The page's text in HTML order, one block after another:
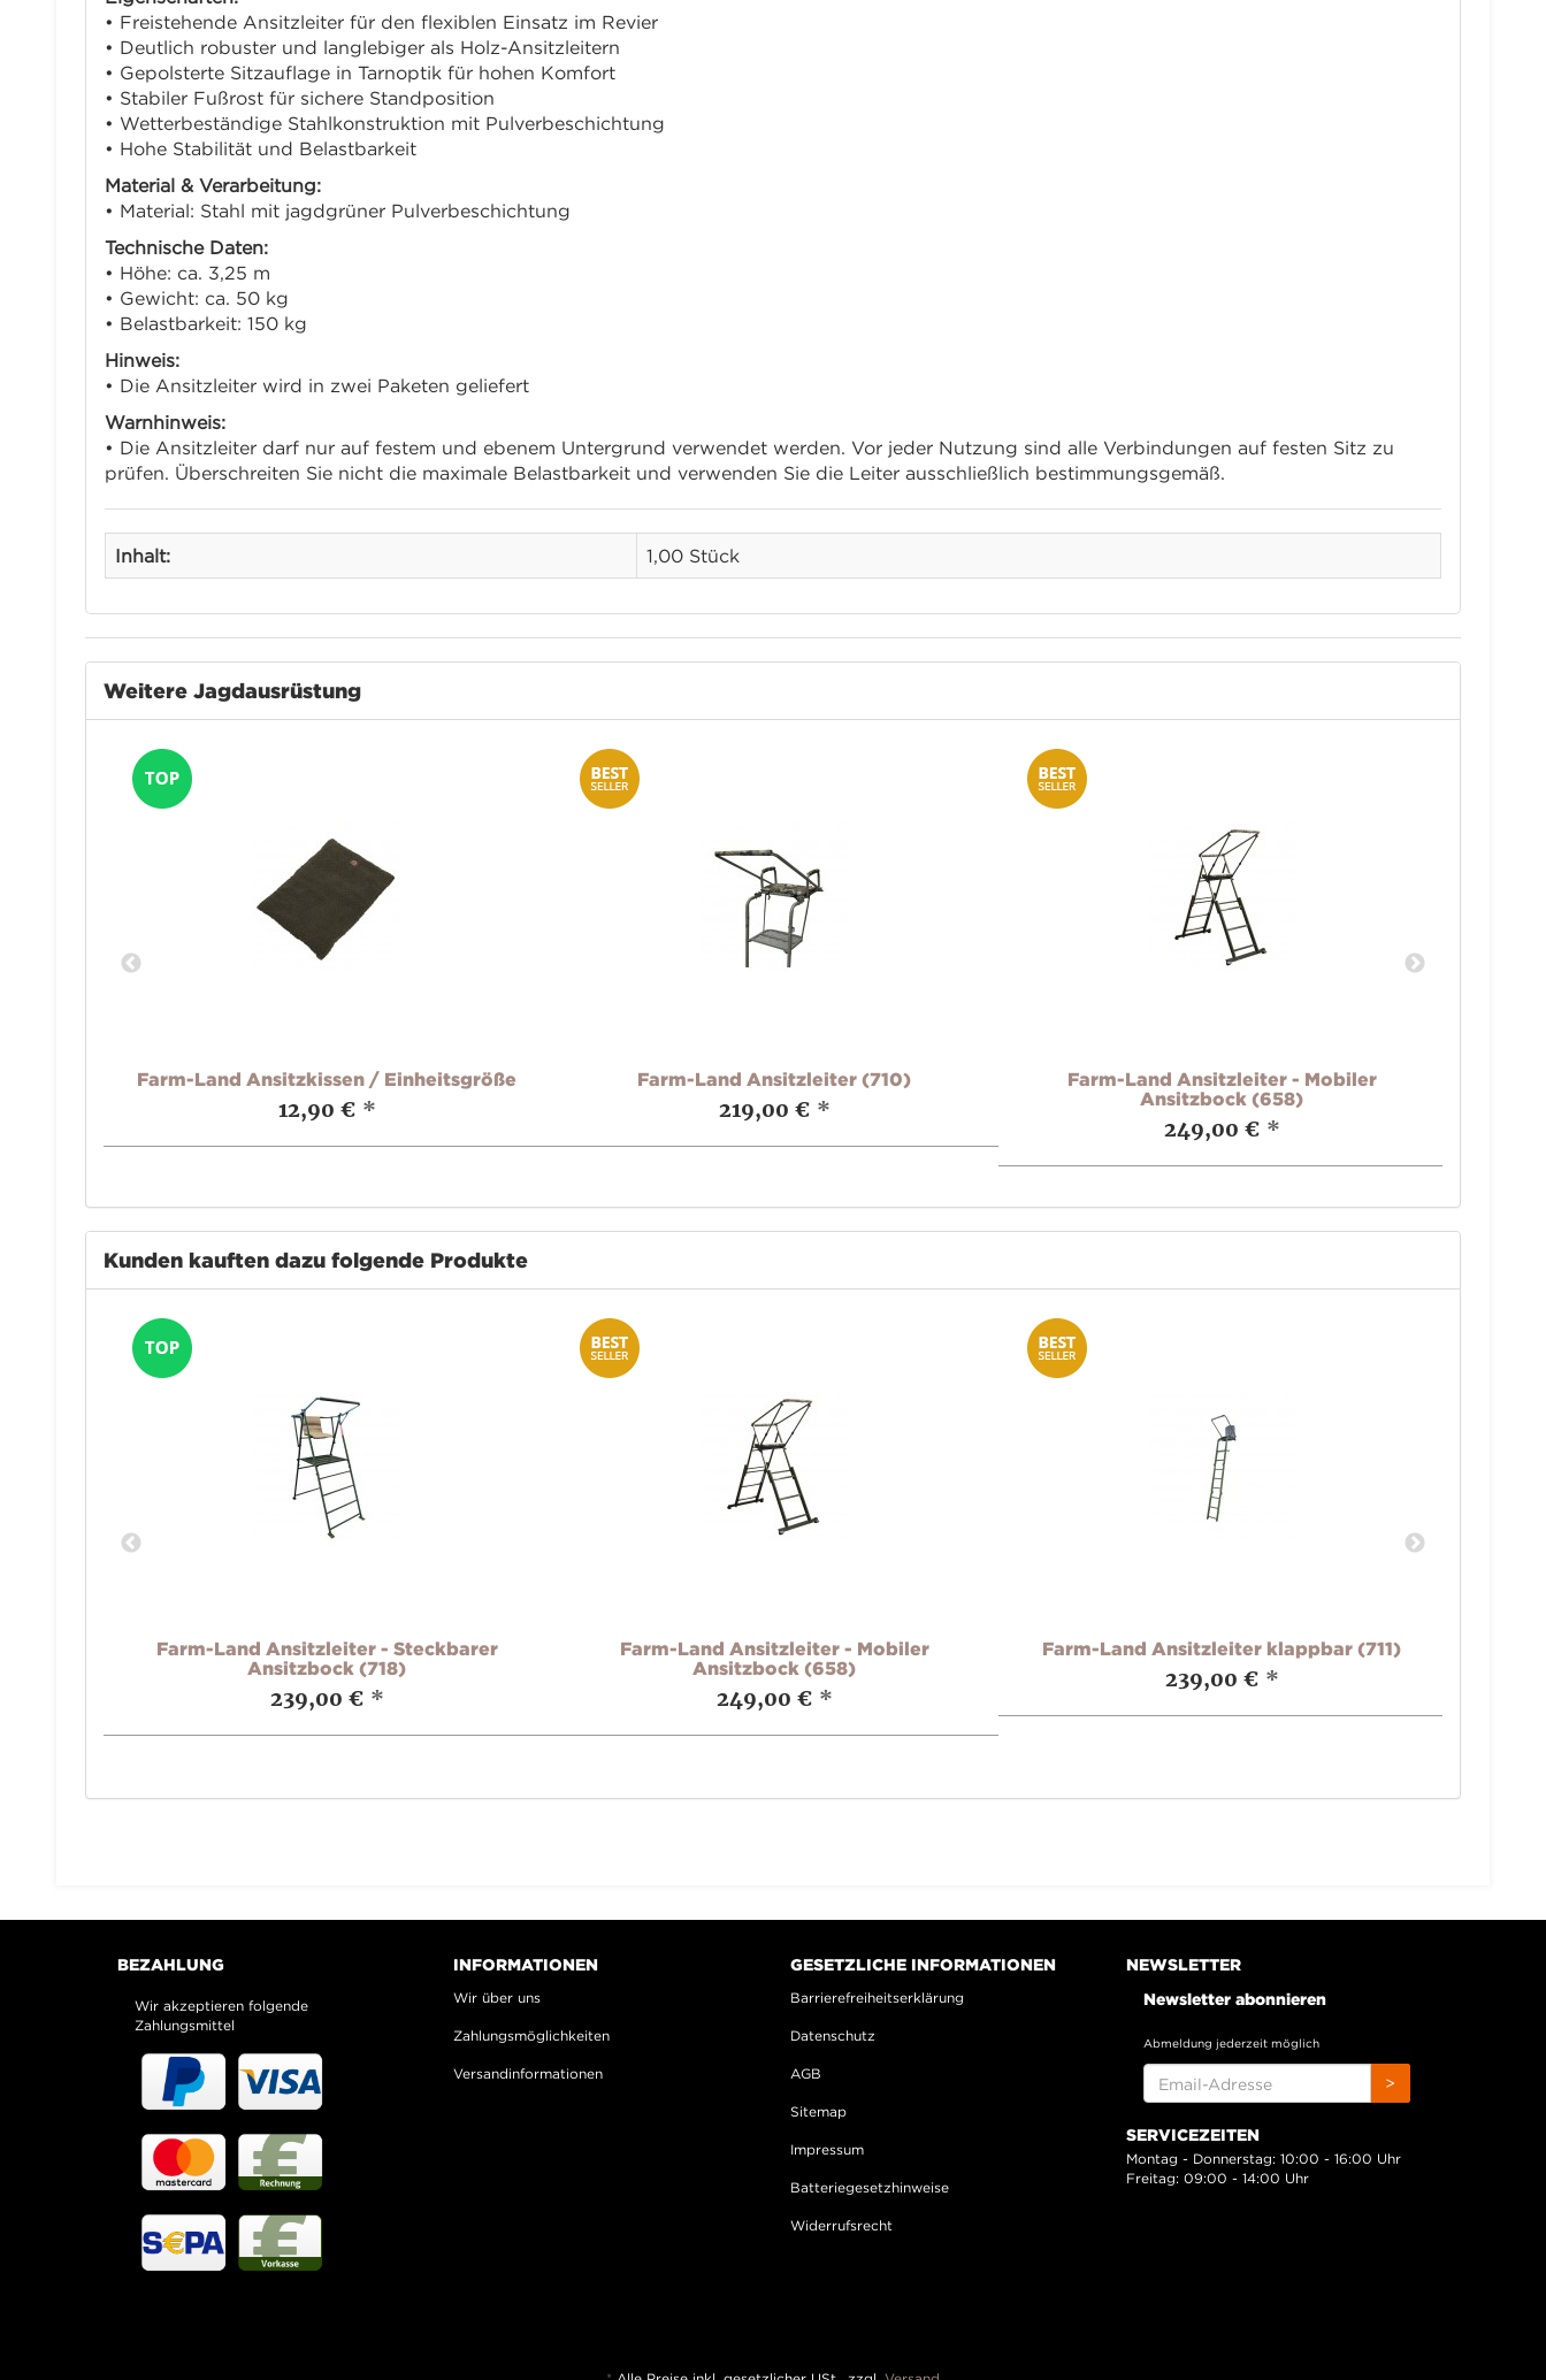
• Freistehende Ansitzleiter für den flexiblen Einsatz im Revier
• Deutlich robuster und langlebiger als Holz-Ansitzleitern
• Gepolsterte Sitzauflage in Tarnoptik für hohen Komfort
• Stabiler Fußrost für sichere Standposition
• Wetterbeständige Stahlkonstruktion mit Pulverbeschichtung
• Hohe Stabilität und Belastbarkeit
Material & Verarbeitung:
• Material: Stahl mit jagdgrüner Pulverbeschichtung
Technische Daten:
• Höhe: ca. 3,25 m
• Gewicht: ca. 50 kg
• Belastbarkeit: 150 kg
Hinweis:
• Die Ansitzleiter wird in zwei Paketen geliefert
Warnhinweis:
• Die Ansitzleiter darf nur auf festem und ebenem Untergrund verwendet werden. Vor jeder Nutzung sind alle Verbindungen auf festen Sitz zu
prüfen. Überschreiten Sie nicht die maximale Belastbarkeit und verwenden Sie die Leiter ausschließlich bestimmungsgemäß.
Inhalt: 1,00 Stück
Weitere Jagdausrüstung
Farm-Land Ansitzkissen / Einheitsgröße
12,90 € *
Farm-Land Ansitzleiter (710)
219,00 € *
Farm-Land Ansitzleiter - Mobiler
Ansitzbock (658)
249,00 € *
Kunden kauften dazu folgende Produkte
Farm-Land Ansitzleiter - Steckbarer
Ansitzbock (718)
239,00 € *
Farm-Land Ansitzleiter - Mobiler
Ansitzbock (658)
249,00 € *
Farm-Land Ansitzleiter klappbar (711)
239,00 € *
BEZAHLUNG
Wir akzeptieren folgende
Zahlungsmittel
INFORMATIONEN
Wir über uns
Zahlungsmöglichkeiten
Versandinformationen
GESETZLICHE INFORMATIONEN
Barrierefreiheitserklärung
Datenschutz
AGB
Sitemap
Impressum
Batteriegesetzhinweise
Widerrufsrecht
NEWSLETTER
Newsletter abonnieren
Abmeldung jederzeit möglich
ADRESSE
>
SERVICEZEITEN
Montag - Donnerstag: 10:00 - 16:00 Uhr
Freitag: 09:00 - 14:00 Uhr